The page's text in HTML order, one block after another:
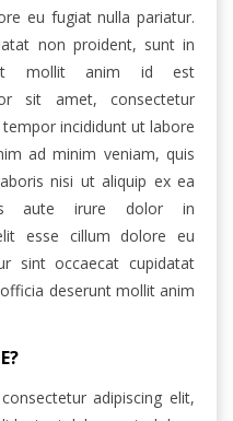
eu fugiat nulla pariatur.
non proident, sunt in
mollit anim id est
sit amet, consectetur
incididunt ut labore
ad minim veniam, quis
nisi ut aliquip ex ea
aute irure dolor in
esse cillum dolore eu
sint occaecat cupidatat
deserunt mollit anim
adipiscing elit,